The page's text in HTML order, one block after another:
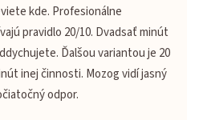
kde. Profesionálne
pravidlo 20/10. Dvadsať minút
Ďalšou variantou je 20
inej činnosti. Mozog vidí jasný
odpor.